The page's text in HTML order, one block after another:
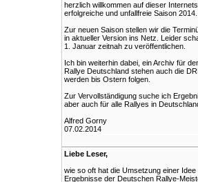
herzlich willkommen auf dieser
erfolgreiche und unfallfreie Saison 2014.
Zur neuen Saison stellen wir die
in aktueller Version ins Netz. Leider
1. Januar zeitnah zu veröffentlichen.
Ich bin weiterhin dabei, ein Archiv für
Rallye Deutschland stehen auch die
werden bis Ostern folgen.
Zur Vervollständigung suche ich
aber auch für alle Rallyes in
Alfred Gorny
07.02.2014
Liebe Leser,
wie so oft hat die Umsetzung einer
Ergebnisse der Deutschen Rallye-